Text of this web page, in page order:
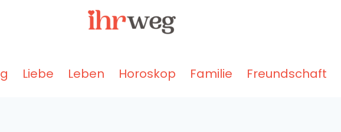
Liebe Leben Horoskop Familie Freundschaft